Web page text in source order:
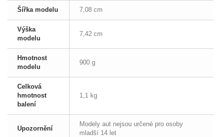
Šířka modelu 7,08 cm
Výška
modelu
7,42 cm
Hmotnost
modelu
900 g
Celková
hmotnost
balení
1,1 kg
Upozornění
Modely aut nejsou určené pro osoby
mladší 14 let